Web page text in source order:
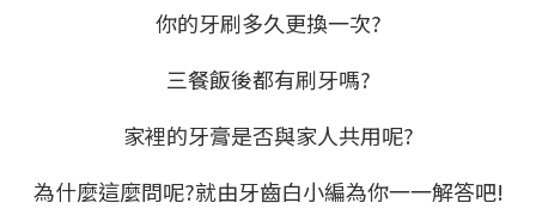
你的牙刷多久更換一次?
三餐飯後都有刷牙嗎?
家裡的牙膏是否與家人共用呢?
為什麼這麼問呢?就由牙齒白小編為你一一解答吧!